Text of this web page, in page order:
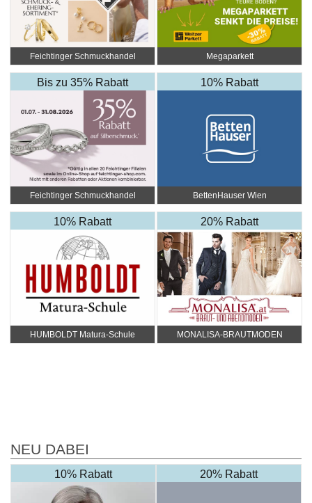
Feichtinger Schmuckhandel
Megaparkett
Bis zu 35% Rabatt
Feichtinger Schmuckhandel
10% Rabatt
BettenHauser Wien
10% Rabatt
HUMBOLDT Matura-Schule
20% Rabatt
MONALISA-BRAUTMODEN
NEU DABEI
10% Rabatt 20% Rabatt